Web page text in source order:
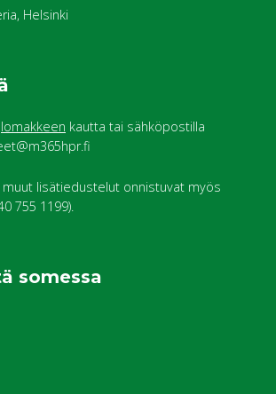
Helsinki
lomakkeen kautta tai sähköpostilla
muut lisätiedustelut onnistuvat myös
755 1199).
somessa